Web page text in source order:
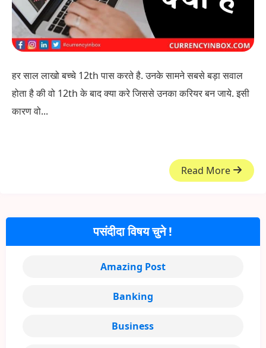
हर साल लाखो बच्चे 12th पास करते है. उनके सामने सबसे बड़ा सवाल
होता है की वो 12th के बाद क्या करे जिससे उनका करियर बन जाये. इसी
कारण वो...
Read More
पसंदीदा विषय चुने !
Amazing Post
Banking
Business